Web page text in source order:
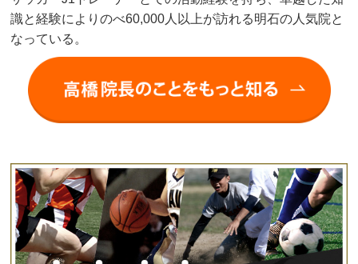
識と経験によりのべ60,000人以上が訪れる明石の人気院と
なっている。